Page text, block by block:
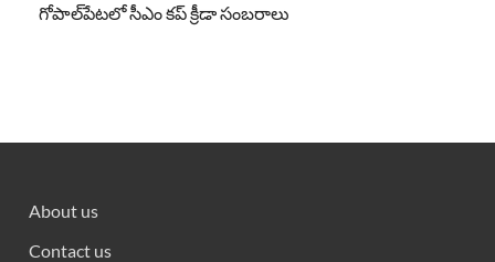
గోపాల్‌పేటలో సీఎం కప్ క్రీడా సంబరాలు
About us
Contact us